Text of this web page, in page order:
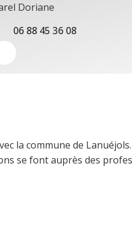
Doriane
06 88 45 36 08
la commune de
se font auprès des